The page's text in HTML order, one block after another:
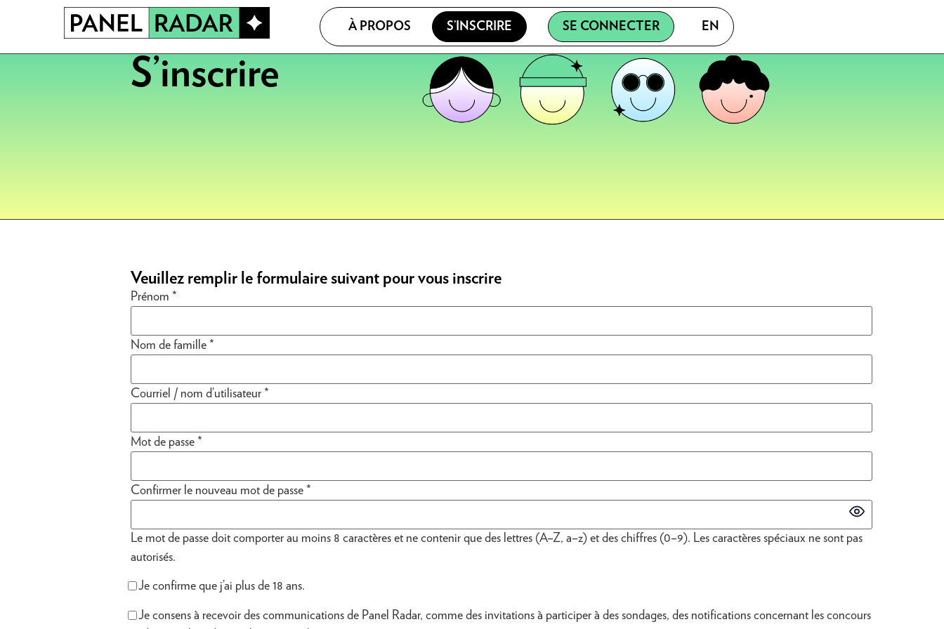
À PROPOS S’INSCRIRE SE CONNECTER EN
S’inscrire
Veuillez remplir le formulaire suivant pour vous inscrire
Prénom *
Nom de famille *
Courriel / nom d’utilisateur *
Mot de passe *
Confirmer le nouveau mot de passe *
Le mot de passe doit comporter au moins 8 caractères et ne contenir que des lettres (A–Z, a–z) et des chiffres (0–9). Les caractères spéciaux ne sont pas
autorisés.
Je confirme que j’ai plus de 18 ans.
Je consens à recevoir des communications de Panel Radar, comme des invitations à participer à des sondages, des notifications concernant les concours